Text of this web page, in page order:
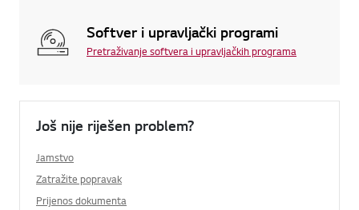
Softver i upravljački programi
Pretraživanje softvera i upravljačkih programa
Još nije riješen problem?
Jamstvo
Zatražite popravak
Prijenos dokumenta